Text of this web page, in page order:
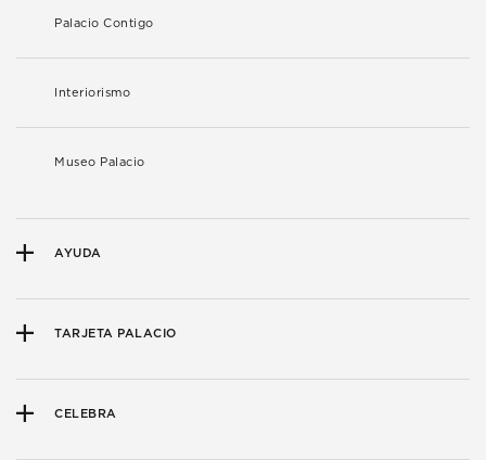
Palacio Contigo
Interiorismo
Museo Palacio
AYUDA
TARJETA PALACIO
CELEBRA